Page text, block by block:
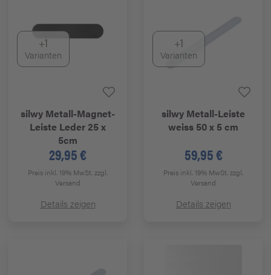
+1
Varianten
silwy Metall-Magnet-
Leiste Leder 25 x
5cm
29,95 €
Preis inkl. 19% MwSt.zzgl.
Versand
Details zeigen
+1
Varianten
silwy Metall-Leiste
weiss 50 x 5 cm
59,95 €
Preis inkl. 19% MwSt.zzgl.
Versand
Details zeigen